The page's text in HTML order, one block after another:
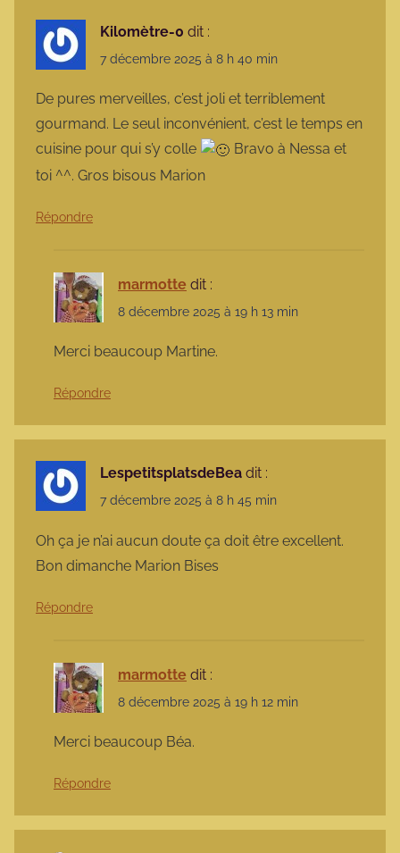
Kilomètre-0 dit :
7 décembre 2025 à 8 h 40 min
De pures merveilles, c’est joli et terriblement
gourmand. Le seul inconvénient, c’est le temps en
cuisine pour qui s’y colle
Bravo à Nessa et
toi ^^. Gros bisous Marion
Répondre
marmotte dit :
8 décembre 2025 à 19 h 13 min
Merci beaucoup Martine.
Répondre
LespetitsplatsdeBea dit :
7 décembre 2025 à 8 h 45 min
Oh ça je n’ai aucun doute ça doit être excellent.
Bon dimanche Marion Bises
Répondre
marmotte dit :
8 décembre 2025 à 19 h 12 min
Merci beaucoup Béa.
Répondre